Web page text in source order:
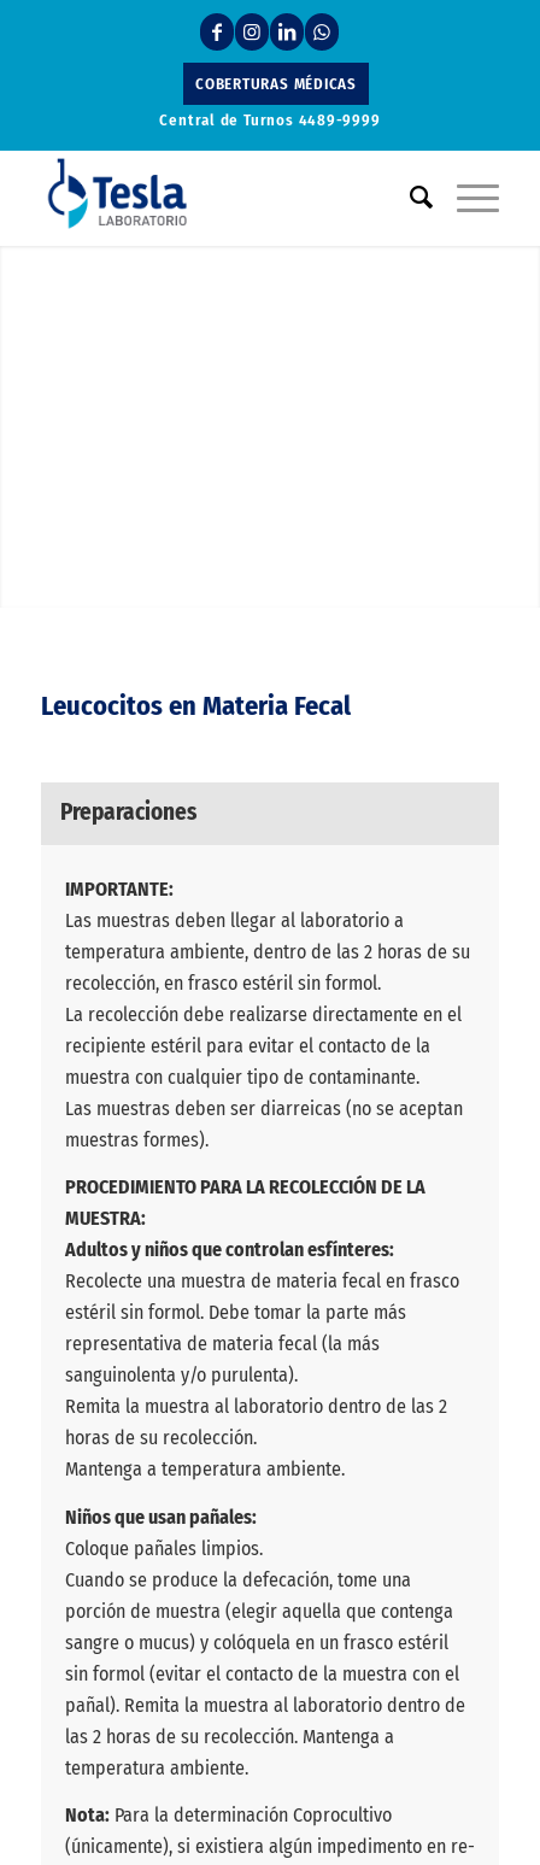
COBERTURAS MÉDICAS
Central de Turnos 4489-9999
Leucocitos en Materia Fecal
Preparaciones
IMPORTANTE:
Las muestras deben llegar al laboratorio a
temperatura ambiente, dentro de las 2 horas de su
recolección, en frasco estéril sin formol.
La recolección debe realizarse directamente en el
recipiente estéril para evitar el contacto de la
muestra con cualquier tipo de contaminante.
Las muestras deben ser diarreicas (no se aceptan
muestras formes).
PROCEDIMIENTO PARA LA RECOLECCIÓN DE LA
MUESTRA:
Adultos y niños que controlan esfínteres:
Recolecte una muestra de materia fecal en frasco
estéril sin formol. Debe tomar la parte más
representativa de materia fecal (la más
sanguinolenta y/o purulenta).
Remita la muestra al laboratorio dentro de las 2
horas de su recolección.
Mantenga a temperatura ambiente.
Niños que usan pañales:
Coloque pañales limpios.
Cuando se produce la defecación, tome una
porción de muestra (elegir aquella que contenga
sangre o mucus) y colóquela en un frasco estéril
sin formol (evitar el contacto de la muestra con el
pañal). Remita la muestra al laboratorio dentro de
las 2 horas de su recolección. Mantenga a
temperatura ambiente.
Nota:Para la determinación Coprocultivo
(únicamente), si existiera algún impedimento en re-